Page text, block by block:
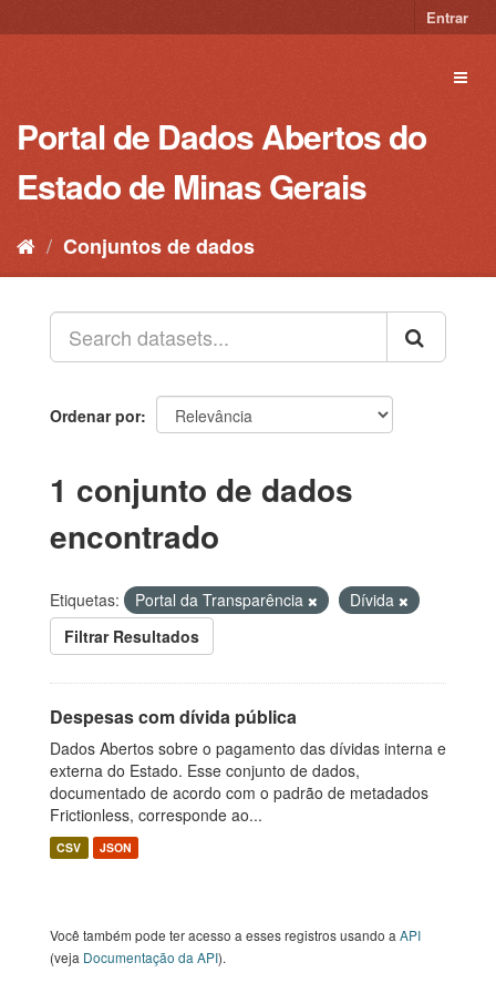
para
Entrar
Portal de Dados Abertos do
Estado de Minas Gerais
Conjuntos de dados
Ordenar por
1 conjunto de dados
encontrado
Etiquetas: Portal da Transparência
Dívida
Filtrar Resultados
Despesas com dívida pública
Dados Abertos sobre o pagamento das dívidas interna e
externa do Estado. Esse conjunto de dados,
documentado de acordo com o padrão de metadados
Frictionless, corresponde ao...
CSV JSON
Você também pode ter acesso a esses registros usando a API
(veja Documentação da API).